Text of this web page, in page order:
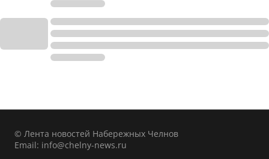
© Лента новостей Набережных Челнов
Email: info@chelny-news.ru